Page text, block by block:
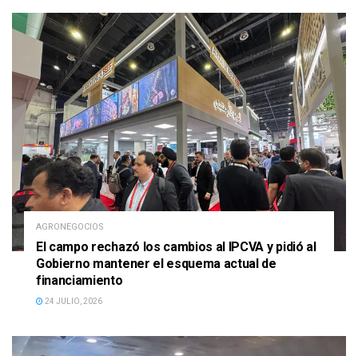
AGRONEGOCIOS
El campo rechazó los cambios al IPCVA y pidió al
Gobierno mantener el esquema actual de
financiamiento
24 JULIO, 2026